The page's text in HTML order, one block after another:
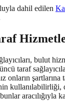
dahil edilen
bulut
taraf
onların
kullanılabilirliği,
aracılığıyla